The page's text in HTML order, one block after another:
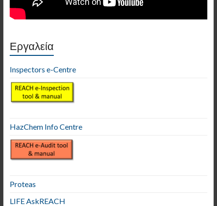
Εργαλεία
Inspectors e-Centre
HazChem Info Centre
Proteas
LIFE AskREACH